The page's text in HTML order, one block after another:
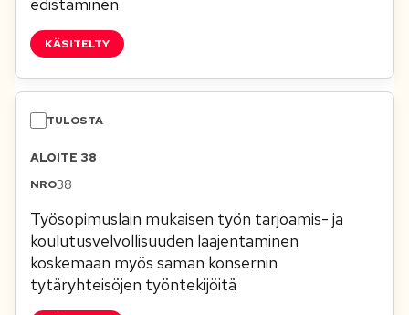
KÄSITELTY
ALOITE 38
38
Työsopimuslain mukaisen työn tarjoamis- ja
koulutusvelvollisuuden laajentaminen
koskemaan myös saman konsernin
tytäryhteisöjen työntekijöitä